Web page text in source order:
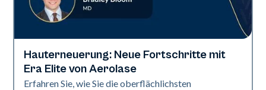
Era Elite
Hauterneuerung: Neue Fortschritte mit
Era Elite von Aerolase
Erfahren Sie, wie Sie die oberflächlichsten